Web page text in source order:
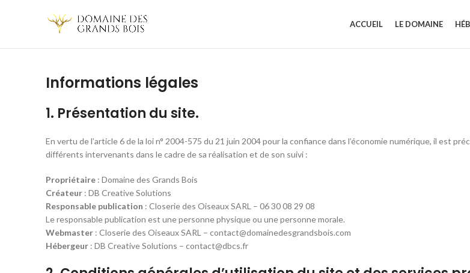
ACCUEIL LE DOMAINE
Informations légales
1. Présentation du site.
En vertu de l’article 6 de la loi n° 2004-575 du 21 juin 2004 pour la confiance dans l’économie numérique, il est
différents intervenants dans le cadre de sa réalisation et de son suivi :
Propriétaire : Domaine des Grands Bois
Créateur : DB Creative Solutions
Responsable publication : Closerie des Oiseaux SARL – 06 30 08 29 08
Le responsable publication est une personne physique ou une personne morale.
Webmaster : Closerie des Oiseaux SARL – contact@domainedesgrandsbois.com
Hébergeur : DB Creative Solutions – contact@dbcs.fr